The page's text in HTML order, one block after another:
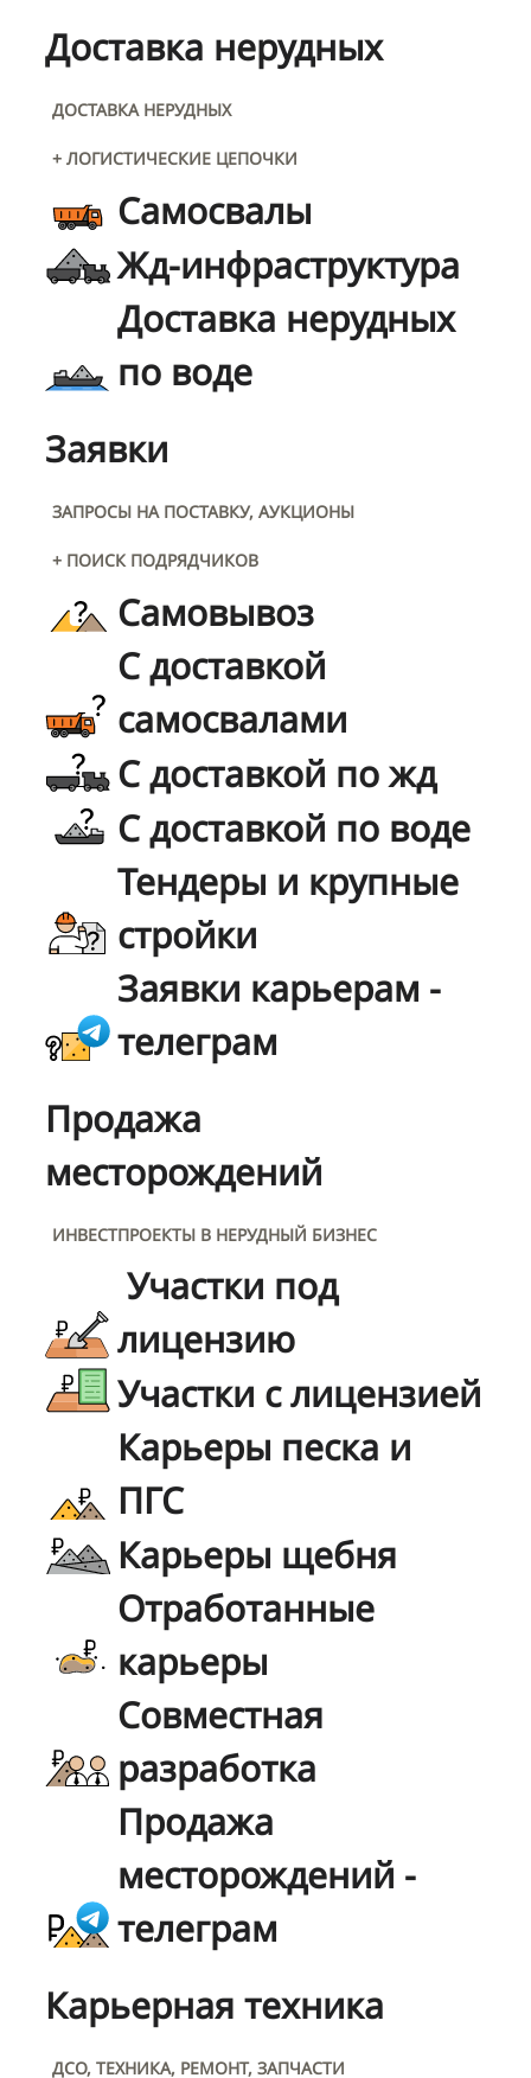
Доставка нерудных
ДОСТАВКА НЕРУДНЫХ
+ ЛОГИСТИЧЕСКИЕ ЦЕПОЧКИ
Самосвалы
Жд-инфраструктура
Доставка нерудных
по воде
Заявки
ЗАПРОСЫ НА ПОСТАВКУ, АУКЦИОНЫ
+ ПОИСК ПОДРЯДЧИКОВ
Самовывоз
С доставкой
самосвалами
С доставкой по жд
С доставкой по воде
Тендеры и крупные
стройки
Заявки карьерам -
телеграм
Продажа
месторождений
ИНВЕСТПРОЕКТЫ В НЕРУДНЫЙ БИЗНЕС
Участки под
лицензию
Участки с лицензией
Карьеры песка и
ПГС
Карьеры щебня
Отработанные
карьеры
Совместная
разработка
Продажа
месторождений -
телеграм
Карьерная техника
ДСО, ТЕХНИКА, РЕМОНТ, ЗАПЧАСТИ